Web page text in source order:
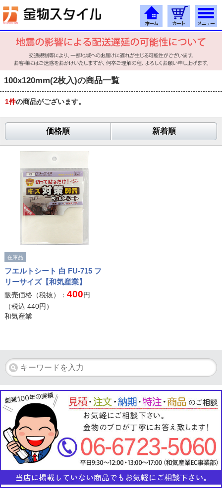
100x120mm(2枚入)の商品一覧
1件の商品がございます。
価格順 新着順
在庫品
フエルトシート 白 FU-715 フ
リーサイズ【和気産業】
販売価格（税抜）： 400円
（税込 440円）
和気産業